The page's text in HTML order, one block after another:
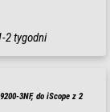
2 tygodni
3NF, do iScope z 2